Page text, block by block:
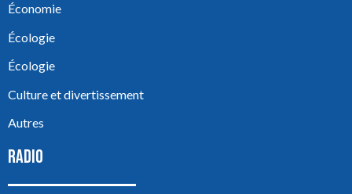
Économie
Écologie
Écologie
Culture et divertissement
Autres
RADIO